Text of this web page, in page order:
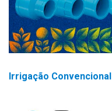
Irrigação Convencional